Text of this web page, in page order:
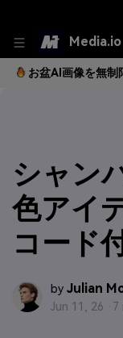
Media.io
お盆AI画像を無制
シャン
色アイ
コード
by Julian
Jun 11, 26 · 7